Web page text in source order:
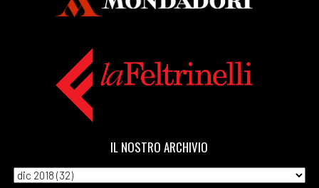
IL NOSTRO ARCHIVIO